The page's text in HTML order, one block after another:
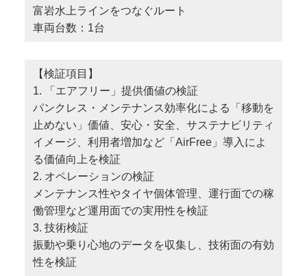
富岩水上ラインをつなぐルート
車両台数：1台
【検証項目】
1. 「エアフリー」提供価値の検証
パンクレス・メンテナンス効率化による「移動を
止めない」価値、安心・安全、サステナビリティ
イメージ、利用者増加など「AirFree」導入によ
る価値向上を検証
2. オペレーションの検証
メンテナンス性やタイヤ個体管理、運行面での稼
働管理など運用面での実用性を検証
3. 技術検証
振動や乗り心地のデータを収集し、技術面の有効
性を検証